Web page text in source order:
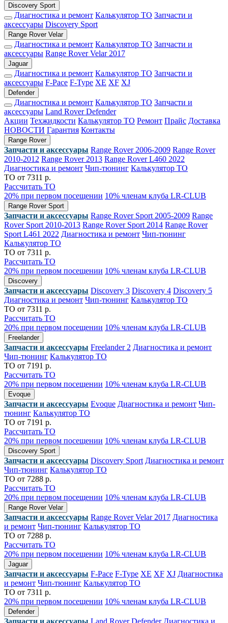
Discovery Sport
Диагностика и ремонт Калькулятор ТО Запчасти и
аксессуары Discovery Sport
Range Rover Velar
Диагностика и ремонт Калькулятор ТО Запчасти и
аксессуары Range Rover Velar 2017
Jaguar
Диагностика и ремонт Калькулятор ТО Запчасти и
аксессуары F-Pace F-Type XE XF XJ
Defender
Диагностика и ремонт Калькулятор ТО Запчасти и
аксессуары Land Rover Defender
Акции Техжидкости Калькулятор ТО Ремонт Прайс Доставка
НОВОСТИ Гарантия Контакты
Range Rover
Запчасти и аксессуары Range Rover 2006-2009 Range Rover
2010-2012 Range Rover 2013 Range Rover L460 2022
Диагностика и ремонт Чип-тюнинг Калькулятор ТО
ТО от 7311 р.
Рассчитать ТО
20% при первом посещении 10% членам клуба LR-CLUB
Range Rover Sport
Запчасти и аксессуары Range Rover Sport 2005-2009 Range
Rover Sport 2010-2013 Range Rover Sport 2014 Range Rover
Sport L461 2022 Диагностика и ремонт Чип-тюнинг
Калькулятор ТО
ТО от 7311 р.
Рассчитать ТО
20% при первом посещении 10% членам клуба LR-CLUB
Discovery
Запчасти и аксессуары Discovery 3 Discovery 4 Discovery 5
Диагностика и ремонт Чип-тюнинг Калькулятор ТО
ТО от 7311 р.
Рассчитать ТО
20% при первом посещении 10% членам клуба LR-CLUB
Freelander
Запчасти и аксессуары Freelander 2 Диагностика и ремонт
Чип-тюнинг Калькулятор ТО
ТО от 7191 р.
Рассчитать ТО
20% при первом посещении 10% членам клуба LR-CLUB
Evoque
Запчасти и аксессуары Evoque Диагностика и ремонт Чип-
тюнинг Калькулятор ТО
ТО от 7191 р.
Рассчитать ТО
20% при первом посещении 10% членам клуба LR-CLUB
Discovery Sport
Запчасти и аксессуары Discovery Sport Диагностика и ремонт
Чип-тюнинг Калькулятор ТО
ТО от 7288 р.
Рассчитать ТО
20% при первом посещении 10% членам клуба LR-CLUB
Range Rover Velar
Запчасти и аксессуары Range Rover Velar 2017 Диагностика
и ремонт Чип-тюнинг Калькулятор ТО
ТО от 7288 р.
Рассчитать ТО
20% при первом посещении 10% членам клуба LR-CLUB
Jaguar
Запчасти и аксессуары F-Pace F-Type XE XF XJ Диагностика
и ремонт Чип-тюнинг Калькулятор ТО
ТО от 7311 р.
20% при первом посещении 10% членам клуба LR-CLUB
Defender
Запчасти и аксессуары Land Rover Defender Диагностика и